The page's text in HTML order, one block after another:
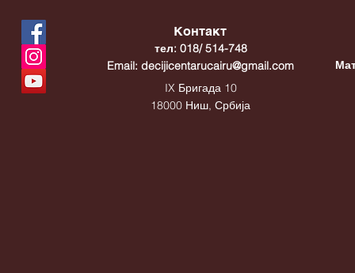
Контакт
тел: 018/ 514-748
Email: decijicentarucairu@gmail.com
IX Бригада 10
18000 Ниш, Србија